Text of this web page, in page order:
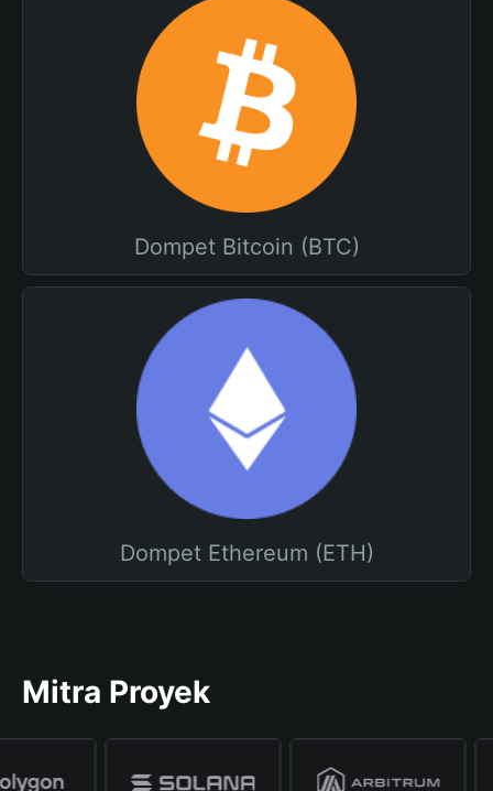
Dompet Bitcoin (BTC)
Dompet Ethereum (ETH)
Mitra Proyek